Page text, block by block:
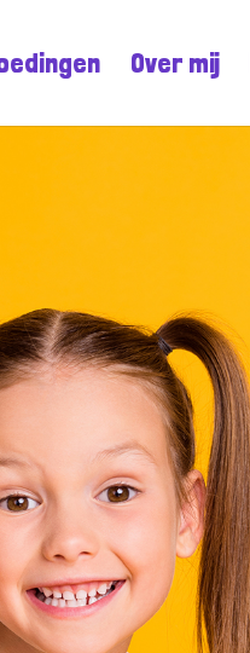
Over mij